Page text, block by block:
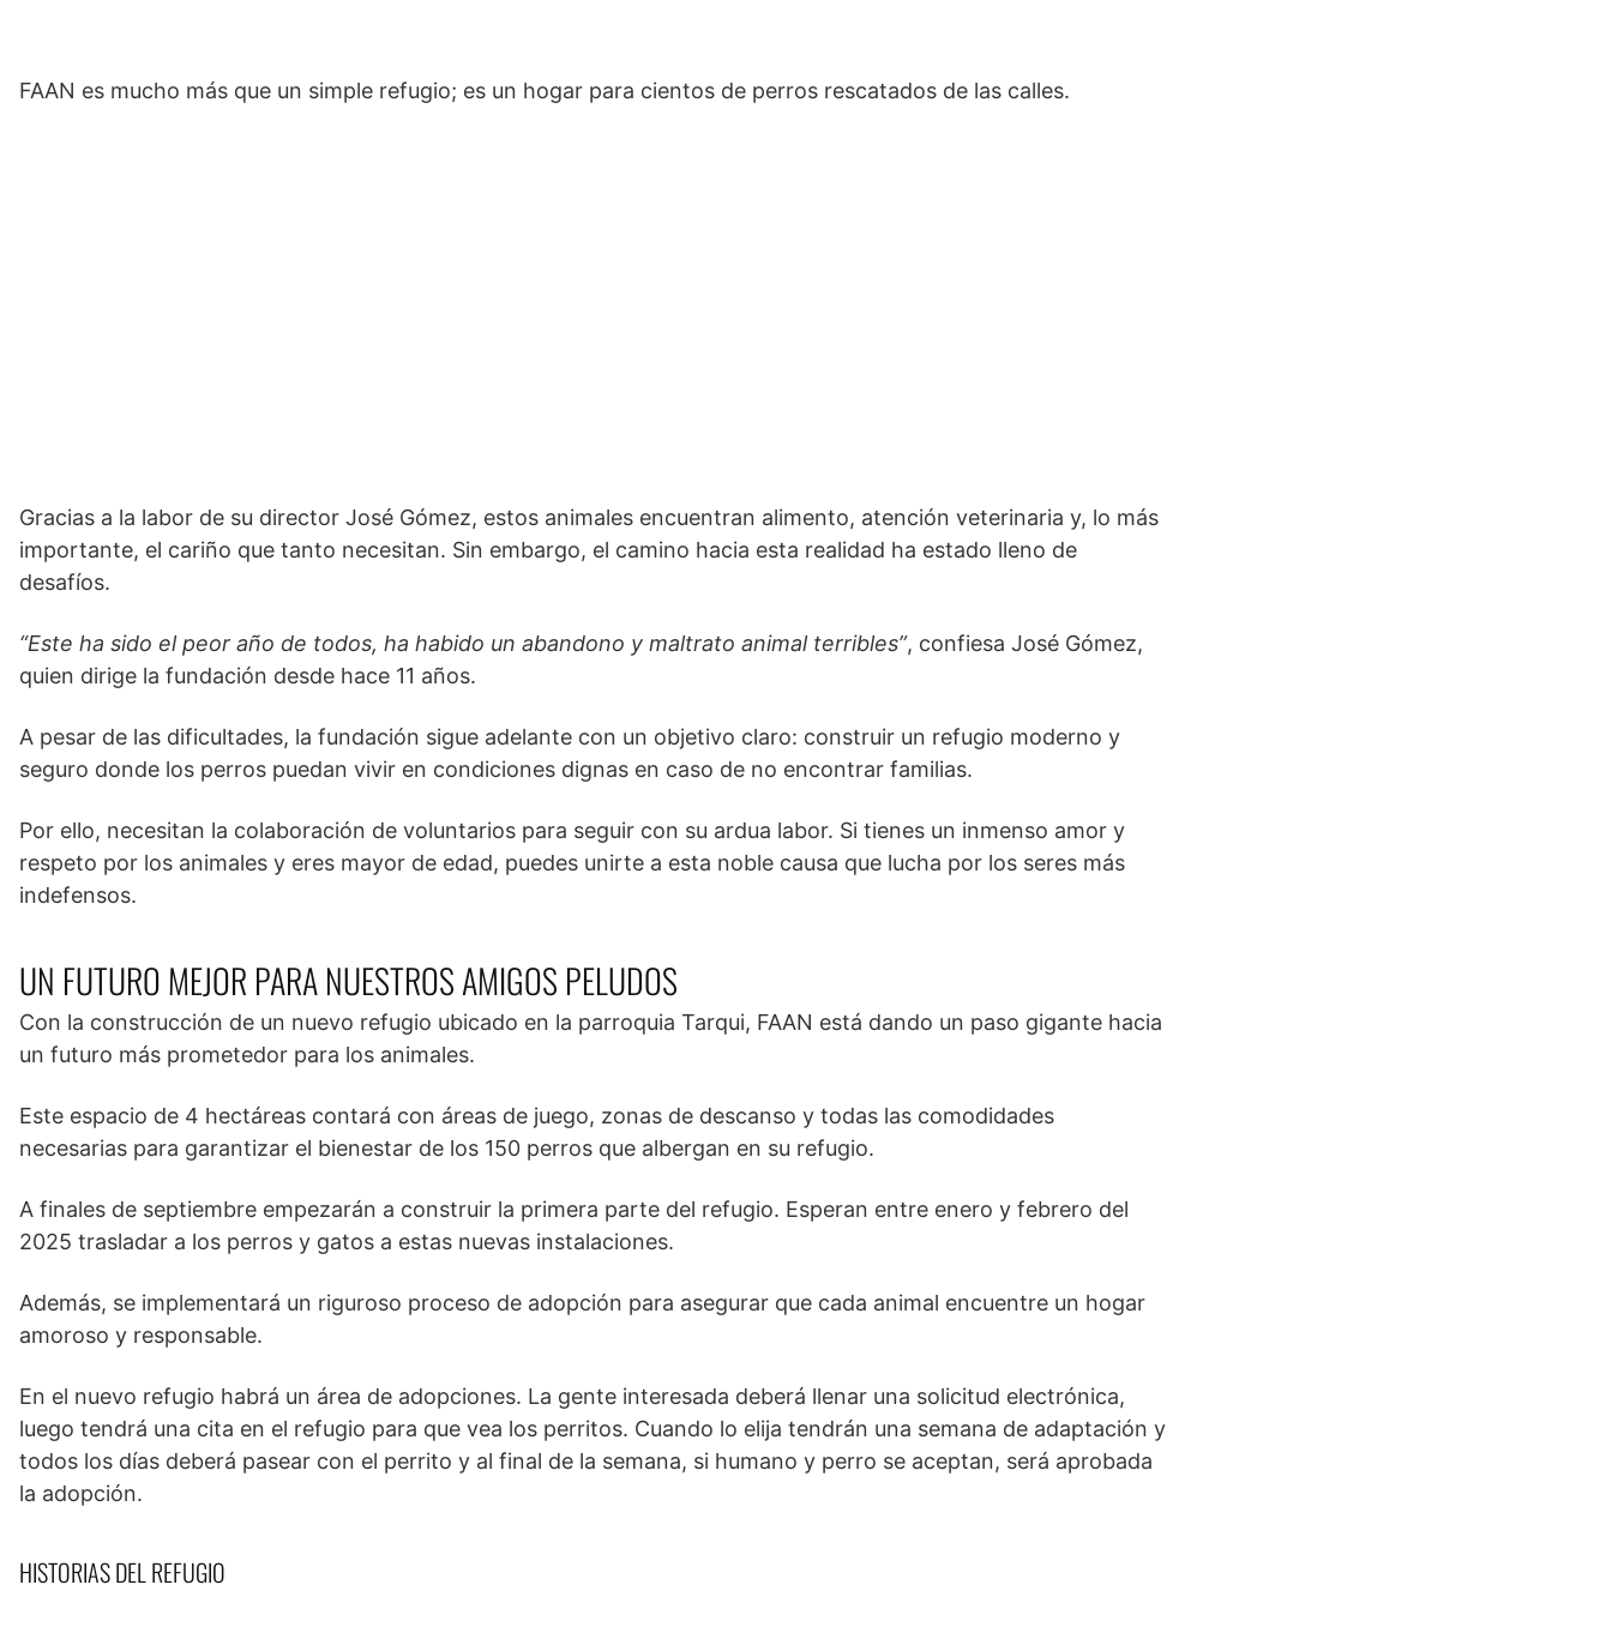
FAAN es mucho más que un simple refugio; es un hogar para cientos de perros rescatados de las calles.
Gracias a la labor de su director José Gómez, estos animales encuentran alimento, atención veterinaria y, lo más
importante, el cariño que tanto necesitan. Sin embargo, el camino hacia esta realidad ha estado lleno de
desafíos.
“Este ha sido el peor año de todos, ha habido un abandono y maltrato animal terribles”, confiesa José Gómez,
quien dirige la fundación desde hace 11 años.
A pesar de las dificultades, la fundación sigue adelante con un objetivo claro: construir un refugio moderno y
seguro donde los perros puedan vivir en condiciones dignas en caso de no encontrar familias.
Por ello, necesitan la colaboración de voluntarios para seguir con su ardua labor. Si tienes un inmenso amor y
respeto por los animales y eres mayor de edad, puedes unirte a esta noble causa que lucha por los seres más
indefensos.
UN FUTURO MEJOR PARA NUESTROS AMIGOS PELUDOS
Con la construcción de un nuevo refugio ubicado en la parroquia Tarqui, FAAN está dando un paso gigante hacia
un futuro más prometedor para los animales.
Este espacio de 4 hectáreas contará con áreas de juego, zonas de descanso y todas las comodidades
necesarias para garantizar el bienestar de los 150 perros que albergan en su refugio.
A finales de septiembre empezarán a construir la primera parte del refugio. Esperan entre enero y febrero del
2025 trasladar a los perros y gatos a estas nuevas instalaciones.
Además, se implementará un riguroso proceso de adopción para asegurar que cada animal encuentre un hogar
amoroso y responsable.
En el nuevo refugio habrá un área de adopciones. La gente interesada deberá llenar una solicitud electrónica,
luego tendrá una cita en el refugio para que vea los perritos. Cuando lo elija tendrán una semana de adaptación y
todos los días deberá pasear con el perrito y al final de la semana, si humano y perro se aceptan, será aprobada
la adopción.
HISTORIAS DEL REFUGIO